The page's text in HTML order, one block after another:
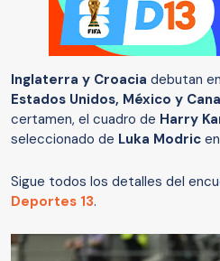
Inglaterra y Croacia debutan
Estados Unidos, México y
certamen, el cuadro de Harry
seleccionado de Luka Modric
Sigue todos los detalles del
Deportes 13.